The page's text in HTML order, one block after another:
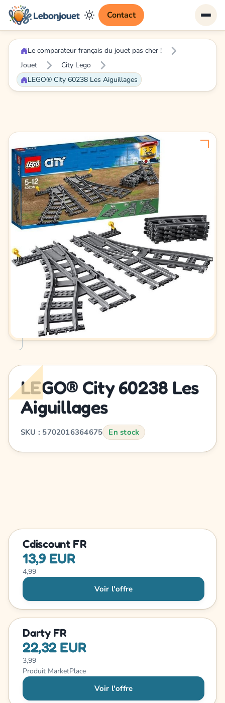
Contact
Le comparateur français du jouet pas cher !
Jouet
City Lego
LEGO® City 60238 Les Aiguillages
LEGO® City 60238 Les
Aiguillages
SKU : 5702016364675 En stock
Cdiscount FR
13,9 EUR
4,99
Voir l'offre
Darty FR
22,32 EUR
3,99
Produit MarketPlace
Voir l'offre